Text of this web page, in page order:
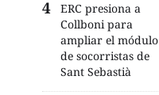
ERC presiona a
Collboni para
ampliar el módulo
de socorristas de
Sant Sebastià